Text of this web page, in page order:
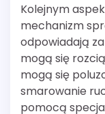
Kolejnym
mechanizm
odpowiadają
mogą się
mogą się
smarowanie
pomocą